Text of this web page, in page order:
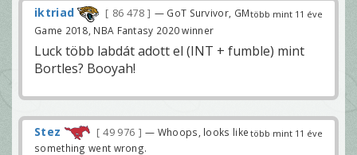
több mint 11 éve
iktriad 86 478
— GoT Survivor, GM
Game 2018, NBA Fantasy 2020 winner
Luck több labdát adott el (INT + fumble) mint
Bortles? Booyah!
több mint 11 éve
Stez 49 976
— Whoops, looks like
something went wrong.